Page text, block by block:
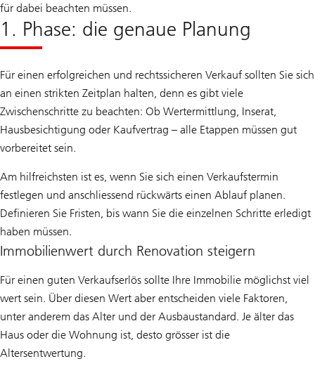
für dabei beachten müssen.
1. Phase: die genaue Planung
Für einen erfolgreichen und rechtssicheren Verkauf sollten Sie sich
an einen strikten Zeitplan halten, denn es gibt viele
Zwischenschritte zu beachten: Ob Wertermittlung, Inserat,
Hausbesichtigung oder Kaufvertrag – alle Etappen müssen gut
vorbereitet sein.
Am hilfreichsten ist es, wenn Sie sich einen Verkaufstermin
festlegen und anschliessend rückwärts einen Ablauf planen.
Definieren Sie Fristen, bis wann Sie die einzelnen Schritte erledigt
haben müssen.
Immobilienwert durch Renovation steigern
Für einen guten Verkaufserlös sollte Ihre Immobilie möglichst viel
wert sein. Über diesen Wert aber entscheiden viele Faktoren,
unter anderem das Alter und der Ausbaustandard. Je älter das
Haus oder die Wohnung ist, desto grösser ist die
Altersentwertung.